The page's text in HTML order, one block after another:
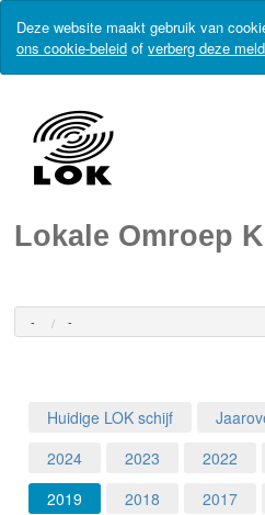
Deze website maakt gebruik van
ons cookie-beleid of verberg deze
Lokale Omroep
- -
Home
Huidige LOK schijf
2024
2023 2022
2019
2018 2017